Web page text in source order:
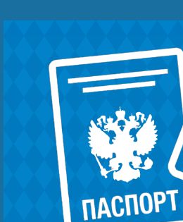
Видео турында безне